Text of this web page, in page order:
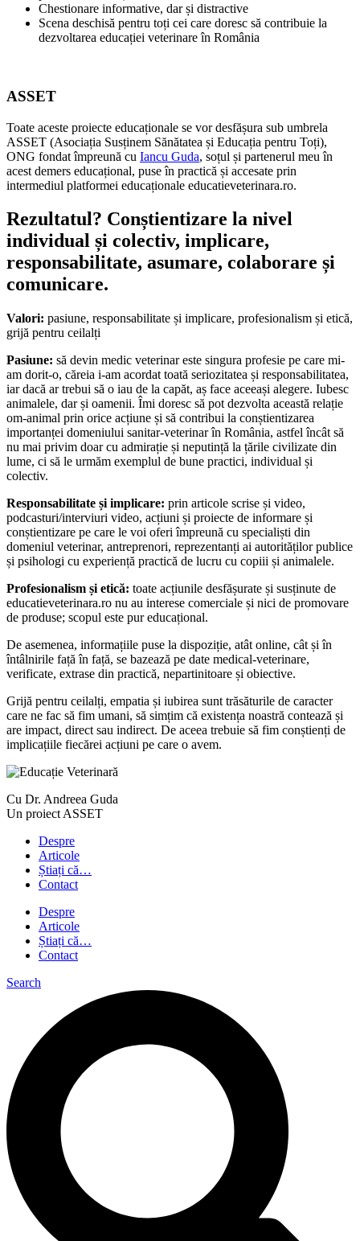
Chestionare informative, dar și distractive
Scena deschisă pentru toți cei care doresc să contribuie la
dezvoltarea educației veterinare în România
ASSET
Toate aceste proiecte educaționale se vor desfășura sub umbrela
ASSET (Asociația Susținem Sănătatea și Educația pentru Toți),
ONG fondat împreună cu Iancu Guda, soțul și partenerul meu în
acest demers educațional, puse în practică și accesate prin
intermediul platformei educaționale educatieveterinara.ro.
Rezultatul? Conștientizare la nivel
individual și colectiv, implicare,
responsabilitate, asumare, colaborare și
comunicare.
Valori: pasiune, responsabilitate și implicare, profesionalism și etică,
grijă pentru ceilalți
Pasiune: să devin medic veterinar este singura profesie pe care mi-
am dorit-o, căreia i-am acordat toată seriozitatea și responsabilitatea,
iar dacă ar trebui să o iau de la capăt, aș face aceeași alegere. Iubesc
animalele, dar și oamenii. Îmi doresc să pot dezvolta această relație
om-animal prin orice acțiune și să contribui la conștientizarea
importanței domeniului sanitar-veterinar în România, astfel încât să
nu mai privim doar cu admirație și neputință la țările civilizate din
lume, ci să le urmăm exemplul de bune practici, individual și
colectiv.
Responsabilitate și implicare: prin articole scrise și video,
podcasturi/interviuri video, acțiuni și proiecte de informare și
conștientizare pe care le voi oferi împreună cu specialiști din
domeniul veterinar, antreprenori, reprezentanți ai autorităților publice
și psihologi cu experiență practică de lucru cu copiii și animalele.
Profesionalism și etică: toate acțiunile desfășurate și susținute de
educatieveterinara.ro nu au interese comerciale și nici de promovare
de produse; scopul este pur educațional.
De asemenea, informațiile puse la dispoziție, atât online, cât și în
întâlnirile față în față, se bazează pe date medical-veterinare,
verificate, extrase din practică, nepartinitoare și obiective.
Grijă pentru ceilalți, empatia și iubirea sunt trăsăturile de caracter
care ne fac să fim umani, să simțim că existența noastră contează și
are impact, direct sau indirect. De aceea trebuie să fim conștienți de
implicațiile fiecărei acțiuni pe care o avem.
Cu Dr. Andreea Guda
Un proiect ASSET
Despre
Articole
Știați că…
Contact
Despre
Articole
Știați că…
Contact
Search